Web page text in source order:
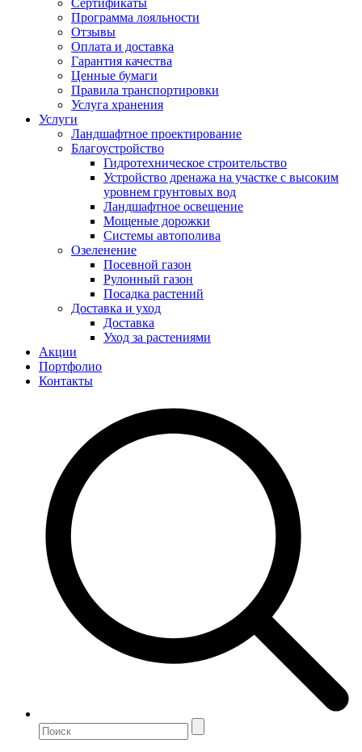
Сертификаты
Программа лояльности
Отзывы
Оплата и доставка
Гарантия качества
Ценные бумаги
Правила транспортировки
Услуга хранения
Услуги
Ландшафтное проектирование
Благоустройство
Гидротехническое строительство
Устройство дренажа на участке с высоким
уровнем грунтовых вод
Ландшафтное освещение
Мощеные дорожки
Системы автополива
Озеленение
Посевной газон
Рулонный газон
Посадка растений
Доставка и уход
Доставка
Уход за растениями
Акции
Портфолио
Контакты